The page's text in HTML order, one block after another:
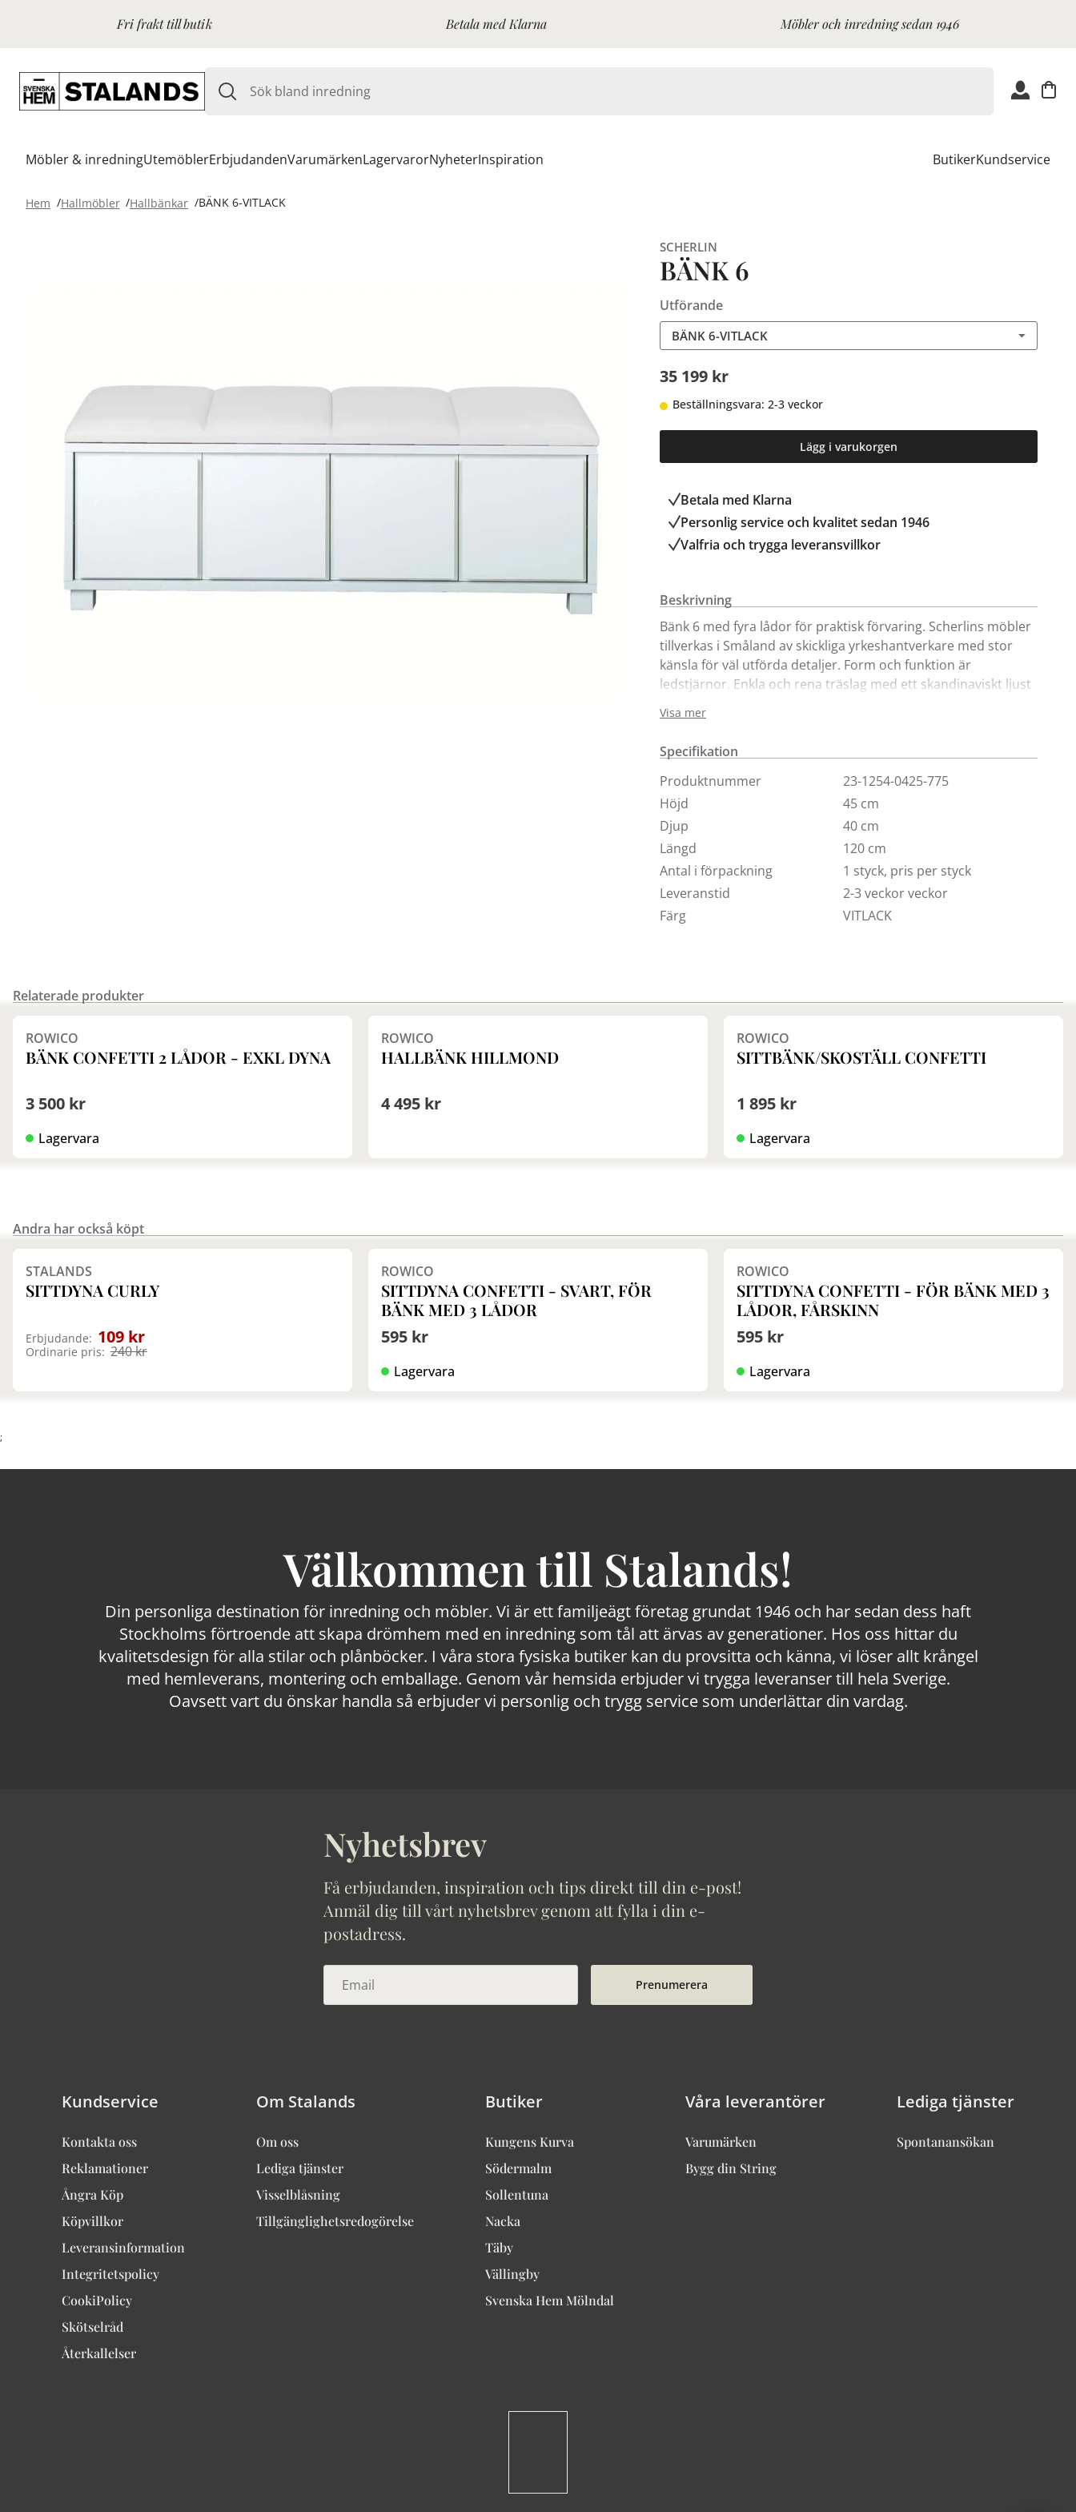
Fri frakt till butik Betala med Klarna Möbler och inredning sedan 1946
Möbler & inredningUtemöblerErbjudandenVarumärkenLagervarorNyheterInspiration ButikerKundservice
Hem Hallmöbler Hallbänkar BÄNK 6-VITLACK
SCHERLIN
BÄNK 6
Utförande
BÄNK 6-VITLACK
35 199 kr
Beställningsvara: 2-3 veckor
Lägg i varukorgen
Betala med Klarna
Personlig service och kvalitet sedan 1946
Valfria och trygga leveransvillkor
Beskrivning
Bänk 6 med fyra lådor för praktisk förvaring. Scherlins möbler
tillverkas i Småland av skickliga yrkeshantverkare med stor
känsla för väl utförda detaljer. Form och funktion är
ledstjärnor. Enkla och rena träslag med ett skandinaviskt ljust
form och god funktion. Klassiskt och samtidigt modernt.
Visa mer
Specifikation
Produktnummer
23-1254-0425-775
Höjd
45 cm
Djup
40 cm
Längd
120 cm
Antal i förpackning
1 styck, pris per styck
Leveranstid
2-3 veckor veckor
Färg
VITLACK
Relaterade produkter Finns i fler val (4)
ROWICO
BÄNK CONFETTI 2 LÅDOR - EXKL DYNA
3 500 kr
Lagervara
Finns i fler val (3)
ROWICO
HALLBÄNK HILLMOND
4 495 kr
Finns i fler val (2)
ROWICO
SITTBÄNK/SKOSTÄLL CONFETTI
1 895 kr
Lagervara
Andra har också köpt Finns i fler val (2)
STALANDS
SITTDYNA CURLY
Erbjudande: 109 kr
Ordinarie pris: 240 kr
ROWICO
SITTDYNA CONFETTI - SVART, FÖR
BÄNK MED 3 LÅDOR
595 kr
Lagervara
ROWICO
SITTDYNA CONFETTI - FÖR BÄNK MED 3
LÅDOR, FÅRSKINN
595 kr
Lagervara
;
Välkommen till Stalands!
Din personliga destination för inredning och möbler. Vi är ett familjeägt företag grundat 1946 och har sedan dess haft
Stockholms förtroende att skapa drömhem med en inredning som tål att ärvas av generationer. Hos oss hittar du
kvalitetsdesign för alla stilar och plånböcker. I våra stora fysiska butiker kan du provsitta och känna, vi löser allt krångel
med hemleverans, montering och emballage. Genom vår hemsida erbjuder vi trygga leveranser till hela Sverige.
Oavsett vart du önskar handla så erbjuder vi personlig och trygg service som underlättar din vardag.
Nyhetsbrev
Få erbjudanden, inspiration och tips direkt till din e-post!
Anmäl dig till vårt nyhetsbrev genom att fylla i din e-
postadress.
Prenumerera
Kundservice
Kontakta oss
Reklamationer
Ångra Köp
Köpvillkor
Leveransinformation
Integritetspolicy
CookiPolicy
Skötselråd
Återkallelser
Om Stalands
Om oss
Lediga tjänster
Visselblåsning
Tillgänglighetsredogörelse
Butiker
Kungens Kurva
Södermalm
Sollentuna
Nacka
Täby
Vällingby
Svenska Hem Mölndal
Våra leverantörer
Varumärken
Bygg din String
Lediga tjänster
Spontanansökan